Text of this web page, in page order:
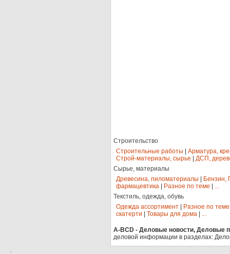
Строительство
Строительные работы
Арматура,
Строй-материалы, сырье
ДСП,
Сырье, материалы
Древесина, пиломатериалы
Бензин,
фармацевтика
Разное по теме
...
Текстиль, одежда, обувь
Одежда ассортимент
Разное по теме
скатерти
Товары для дома ...
A-BCD - Деловые новости, Деловые
деловой информации в разделах:
.